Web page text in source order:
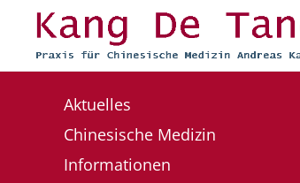
Zum Hauptinhalt springen
Aktuelles
Chinesische Medizin
Informationen